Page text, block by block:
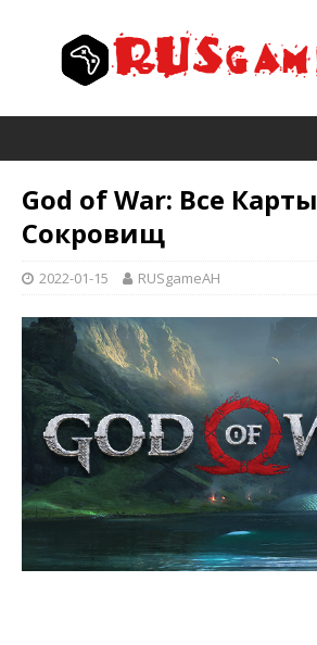
God of War: Все Карты
Сокровищ
2022-01-15 RUSgameAH